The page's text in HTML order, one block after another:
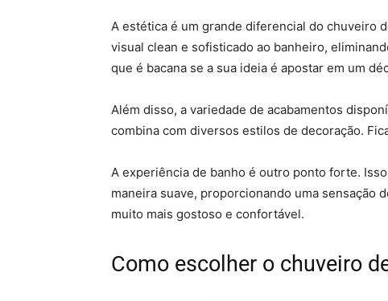
A estética é um grande diferencial do chuveiro
visual clean e sofisticado ao banheiro,
que é bacana se a sua ideia é apostar em um
Além disso, a variedade de acabamentos
combina com diversos estilos de decoração.
A experiência de banho é outro ponto forte.
maneira suave, proporcionando uma sensação
muito mais gostoso e confortável.
Como escolher o chuveiro